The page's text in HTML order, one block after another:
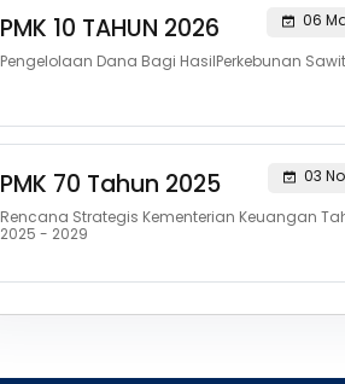
PMK 10 TAHUN 2026
06
Pengelolaan Dana Bagi HasilPerkebunan Sawit
PMK 70 Tahun 2025
03
Rencana Strategis Kementerian Keuangan
2025 - 2029